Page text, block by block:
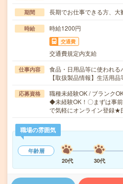
期間 長期でお仕事できる方、大
時給 時給1200円
交通費
交通費規定内支給
仕事内容
食品・日用品等に使われる
【取扱製品情報】生活用
応募資格
職種未経験OK / ブランク
◆未経験OK！〇まずは事
で気軽にオンライン登録
職場の雰囲気
年齢層
20代
30代